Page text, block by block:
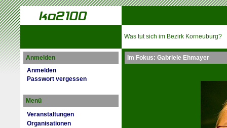
Was tut sich im Bezirk Korneuburg?
Anmelden
Anmelden
Passwort vergessen
Menü
Veranstaltungen
Organisationen
Im Fokus: Gabriele Ehmayer